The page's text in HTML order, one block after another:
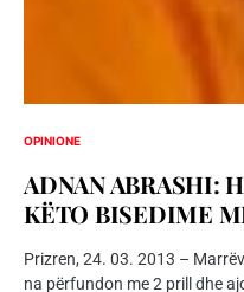
OPINIONE
ADNAN ABRASHI:
KËTO BISEDIME
Prizren, 24. 03. 2013 –
na përfundon me 2 prill dhe